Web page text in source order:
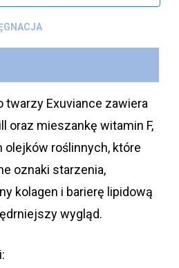
twarzy Exuviance zawiera
oraz mieszankę witamin F,
olejków roślinnych, które
oznaki starzenia,
kolagen i barierę lipidową
wygląd.